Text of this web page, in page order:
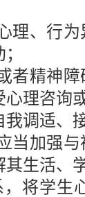
理、行
者精神
理咨询
调适、
当加强
生活、
将学生